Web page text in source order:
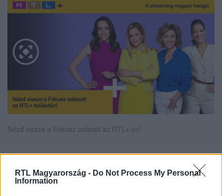
RTL Magyarország - Do Not Process My Personal
Information
Nézd vissza a Fókusz adásait az RTL+-on!
Itt állítsd be, hogy az RTL.hu az elsők között
legyen a Google-találatokban!